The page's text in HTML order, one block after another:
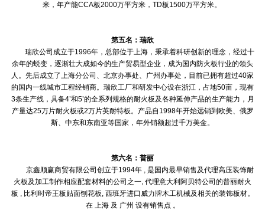
米，年产能CCA板2000万平方米，TD板1500万平方米。
第五名：瑞欣
瑞欣公司成立于1996年，总部位于上海，秉承着科研创新的理念，经过十
余年的蜕变，逐渐壮大成如今的生产贸易型企业，成为国内防火板行业的领头
人。先后成立了上海分公司、北京办事处、广州办事处，目前已拥有超过40家
的国内一线城市工程经销商。瑞欣工厂和研发中心设在浙江，占地50亩，现有
3条生产线，具备4’和5’的全系列规格的耐火板及各种延伸产品的生产能力，月
产量达25万片耐火板或2万片英耐特板。产品自1998年开始远销到欧美、俄罗
斯、中东和东南亚等国家，年外销额超过千万美金。
第六名：普丽
京鑫顺赢商贸有限公司创立于1994年 , 是国内最早销售及代理高压装饰耐
火板及加工制作相应配套材料的公司之一, 代理意大利阿贝特公司的普丽耐火
板 , 比利时帝王板贴面刨花板, 西班牙进口威力牌木工机械及相关的装饰板材。
在 上海 及 广州 设有销售点 。